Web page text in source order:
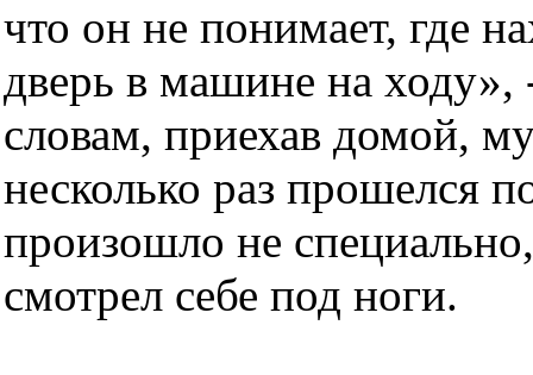
что он не понимает, где
дверь в машине на ходу»,
словам, приехав домой,
несколько раз прошелся
произошло не
смотрел себе под ноги.